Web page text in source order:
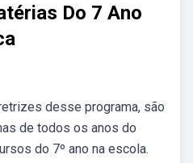
Do 7 Ano
desse programa, são
de todos os anos do
do 7º ano na escola.